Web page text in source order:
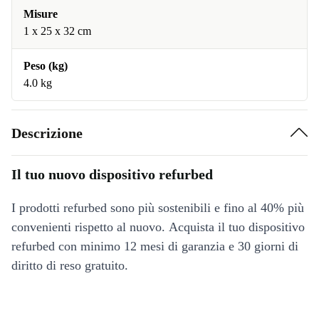
Misure
1 x 25 x 32 cm
Peso (kg)
4.0 kg
Descrizione
Il tuo nuovo dispositivo refurbed
I prodotti refurbed sono più sostenibili e fino al 40% più
convenienti rispetto al nuovo. Acquista il tuo dispositivo
refurbed con minimo 12 mesi di garanzia e 30 giorni di
diritto di reso gratuito.